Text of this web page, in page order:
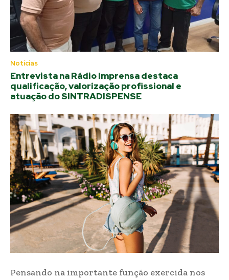
Notícias
Entrevista na Rádio Imprensa destaca
qualificação, valorização profissional e
atuação do SINTRADISPENSE
Pensando na importante função exercida nos